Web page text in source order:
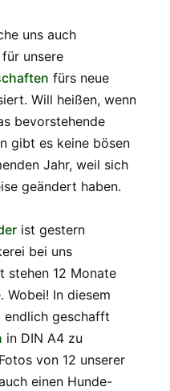
uns auch
unsere
fürs neue
Will heißen, wenn
bevorstehende
gibt es keine bösen
Jahr, weil sich
geändert haben.
ist gestern
bei uns
stehen 12 Monate
Wobei! In diesem
endlich geschafft
in DIN A4 zu
von 12 unserer
einen Hunde-